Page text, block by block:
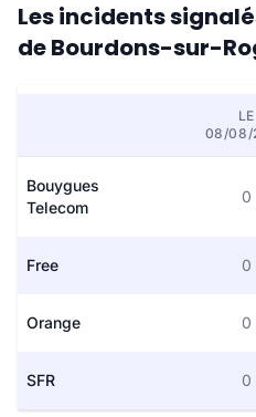
Les incidents
de Bourdons-sur-
LE
08/08/
Bouygues
Telecom
0
Free 0
Orange 0
SFR 0